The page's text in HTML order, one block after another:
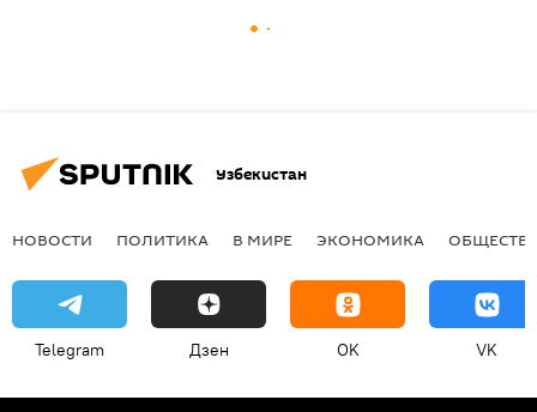
Узбекистан
НОВОСТИ ПОЛИТИКА В МИРЕ ЭКОНОМИКА
Telegram Дзен OK VK